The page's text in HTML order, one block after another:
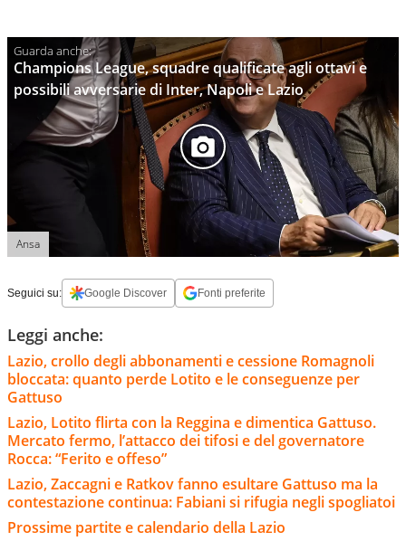
Champions League, squadre qualificate agli ottavi e
possibili avversarie di Inter, Napoli e Lazio
Ansa
Seguici su: Google Discover Fonti preferite
Leggi anche:
Lazio, crollo degli abbonamenti e cessione Romagnoli
bloccata: quanto perde Lotito e le conseguenze per
Gattuso
Lazio, Lotito flirta con la Reggina e dimentica Gattuso.
Mercato fermo, l’attacco dei tifosi e del governatore
Rocca: “Ferito e offeso”
Lazio, Zaccagni e Ratkov fanno esultare Gattuso ma la
contestazione continua: Fabiani si rifugia negli spogliatoi
Prossime partite e calendario della Lazio